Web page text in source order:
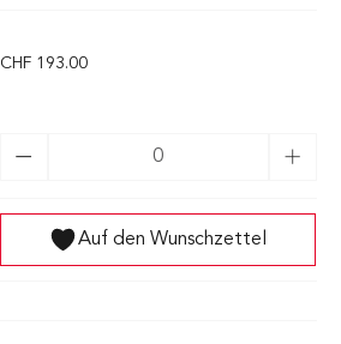
CHF 193.00
Auf den Wunschzettel